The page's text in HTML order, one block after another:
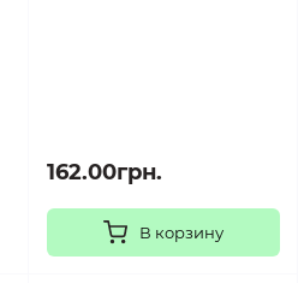
162.00грн.
В корзину